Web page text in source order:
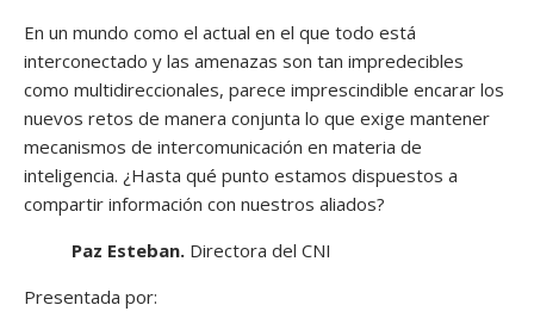
En un mundo como el actual en el que todo está
interconectado y las amenazas son tan impredecibles
como multidireccionales, parece imprescindible encarar los
nuevos retos de manera conjunta lo que exige mantener
mecanismos de intercomunicación en materia de
inteligencia. ¿Hasta qué punto estamos dispuestos a
compartir información con nuestros aliados?
Paz Esteban. Directora del CNI
Presentada por: